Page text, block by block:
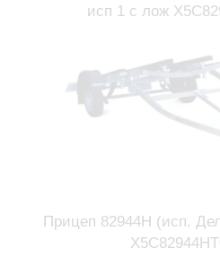
исп 1 с лож
Прицеп 82944Н (исп.